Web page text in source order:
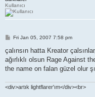
Kullanıcı
P
s
Fri Jan 05, 2007 7:58 pm
çalınsın hatta Kreator
ağırlıklı olsun Rage Against
the name on falan güzel olur
<div>artık lightflarer'ım</div><br>